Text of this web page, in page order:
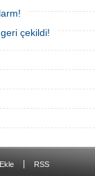
geri çekildi!
RSS